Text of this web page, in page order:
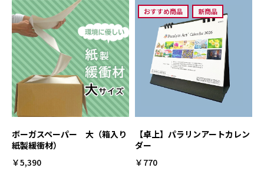
ボーガスペーパー 大（箱入り
紙製緩衝材）
￥5,390
おすすめ商品 新商品
【卓上】パラリンアートカレン
ダー
￥770